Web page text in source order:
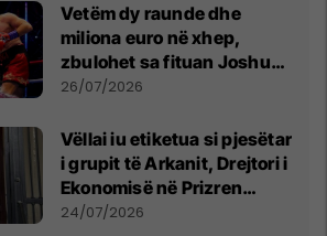
Vetëm dy raunde dhe
miliona euro në xhep,
zbulohet sa fituan Joshua
e Prenga
26/07/2026
Vëllai iu etiketua si pjesëtar
i grupit të Arkanit, Drejtori i
Ekonomisë në Prizren
mohon pretendimet
24/07/2026